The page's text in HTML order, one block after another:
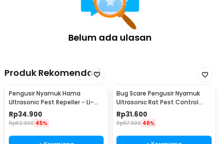
Belum ada ulasan
Produk Rekomendasi
Pengusir Nyamuk Hama
Ultrasonic Pest Repeller - LI-
3110
Rp34.900
Rp62.900 45%
Bug Scare Pengusir Nyamuk
Ultrasonic Rat Pest Control
Repeller - LI-3110
Rp31.600
Rp57.900 46%